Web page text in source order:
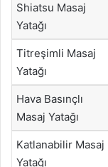
Shiatsu Masaj
Yatağı
Titreşimli Masaj
Yatağı
Hava Basınçlı
Masaj Yatağı
Katlanabilir Masaj
Yatağı